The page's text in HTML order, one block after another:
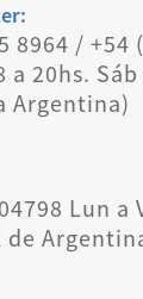
8964 / +54
a 20hs.
Argentina)
Lun a
de